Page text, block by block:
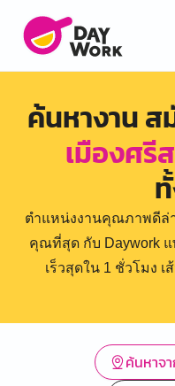
ค้นหางาน ส
เมืองศรี
ตำแหน่งงานคุณภาพดีล่
คุณที่สุด กับ Daywork
เร็วสุดใน 1 ชั่วโมง
ค้นหาจ